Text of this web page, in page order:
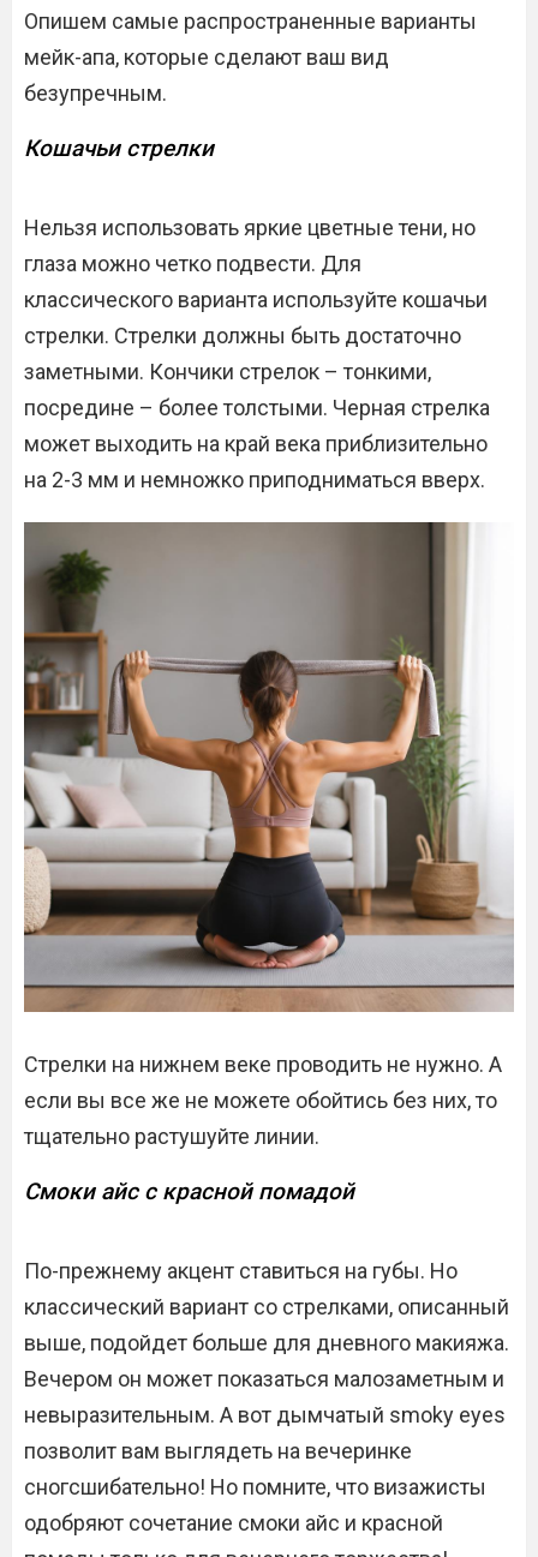
Опишем самые распространенные варианты
мейк-апа, которые сделают ваш вид
безупречным.
Кошачьи стрелки
Нельзя использовать яркие цветные тени, но
глаза можно четко подвести. Для
классического варианта используйте кошачьи
стрелки. Стрелки должны быть достаточно
заметными. Кончики стрелок – тонкими,
посредине – более толстыми. Черная стрелка
может выходить на край века приблизительно
на 2-3 мм и немножко приподниматься вверх.
Стрелки на нижнем веке проводить не нужно. А
если вы все же не можете обойтись без них, то
тщательно растушуйте линии.
Смоки айс с красной помадой
По-прежнему акцент ставиться на губы. Но
классический вариант со стрелками, описанный
выше, подойдет больше для дневного макияжа.
Вечером он может показаться малозаметным и
невыразительным. А вот дымчатый smoky eyes
позволит вам выглядеть на вечеринке
сногсшибательно! Но помните, что визажисты
одобряют сочетание смоки айс и красной